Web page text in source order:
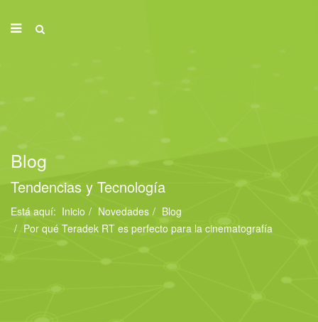
Blog
Tendencias y Tecnología
Está aquí: Inicio Novedades
Blog
Por qué Teradek RT es perfecto para la cinematografía